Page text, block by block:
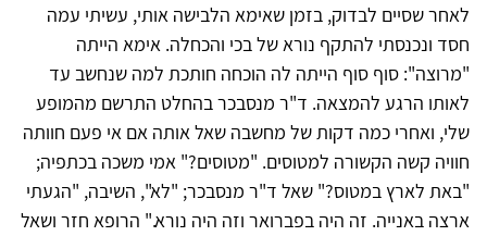
לאחר שסיים לבדוק, בזמן שאימא הלבישה אותי, עשיתי עמה
חסד ונכנסתי להתקף נורא של בכי והכחלה. אימא הייתה
"מרוצה": סוף סוף הייתה לה הוכחה חותכת למה שנחשב עד
לאותו הרגע להמצאה. ד"ר מנסבכר בהחלט התרשם מהמופע
שלי, ואחרי כמה דקות של מחשבה שאל אותה אם אי פעם חוותה
חוויה קשה הקשורה למטוסים. "מטוסים?" אמי משכה בכתפיה;
"באת לארץ במטוס?" שאל ד"ר מנסבכר; "לא", השיבה, "הגעתי
ארצה באנייה. זה היה בפברואר וזה היה נורא." הרופא חזר ושאל